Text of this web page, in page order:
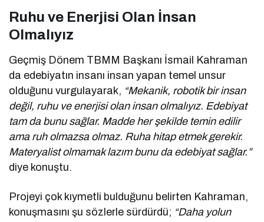
Ruhu ve Enerjisi Olan İnsan
Olmalıyız
Geçmiş Dönem TBMM Başkanı İsmail Kahraman
da edebiyatın insanı insan yapan temel unsur
olduğunu vurgulayarak, “Mekanik, robotik bir insan
değil, ruhu ve enerjisi olan insan olmalıyız. Edebiyat
tam da bunu sağlar. Madde her şekilde temin edilir
ama ruh olmazsa olmaz. Ruha hitap etmek gerekir.
Materyalist olmamak lazım bunu da edebiyat sağlar.”
diye konuştu.
Projeyi çok kıymetli bulduğunu belirten Kahraman,
konuşmasını şu sözlerle sürdürdü; “Daha yolun